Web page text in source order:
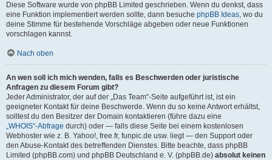
Diese Software wurde von phpBB Limited geschrieben. Wenn du denkst, dass
eine Funktion implementiert werden sollte, dann besuche phpBB Ideas, wo du
deine Stimme für bestehende Vorschläge abgeben oder neue Funktionen
vorschlagen kannst.
Nach oben
An wen soll ich mich wenden, falls es Beschwerden oder juristische
Anfragen zu diesem Forum gibt?
Jeder Administrator, der auf der „Das Team“-Seite aufgeführt ist, ist ein
geeigneter Kontakt für deine Beschwerde. Wenn du so keine Antwort erhältst,
solltest du den Besitzer der Domain kontaktieren (führe dazu eine
„WHOIS“-Abfrage durch) oder — falls diese Seite bei einem kostenlosen
Webhoster wie z. B. Yahoo!, free.fr, funpic.de usw. liegt — den Support oder
den Abuse-Kontakt des betreffenden Dienstes. Bitte beachte, dass phpBB
Limited (phpBB.com) und phpBB Deutschland e. V. (phpBB.de) absolut keinen